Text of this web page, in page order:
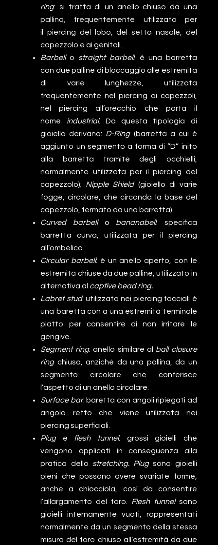
ring: si tratta di un anello chiuso da una
pallina, frequentemente utilizzato per
il piercing del lobo, del setto nasale, del
capezzolo e ai genitali.
Barbello straight barbell: è una barretta
con due palline di bloccaggio alle estremità
di varie lunghezze, utilizzata
frequentemente nel piercing ai capezzoli,
nel piercing all’orecchio che porta il
nome industrial. Da questa tipologia di
gioiello derivano: D-Ring(barretta a cui è
aggiunto un segmento a forma di “D” inito
alla barretta tramite degli occhielli,
normalmente utilizzata per il piercing del
capezzolo); Nipple Shield(gioiello di varie
fogge, circolare, che circonda la base del
capezzolo, fermato da una barretta).
Curved barbello bananabell: specifica
barretta curva, utilizzata per il piercing
all’ombelico.
Circular barbell: è un anello aperto, con le
estremità chiuse da due palline, utilizzato in
alternativa al captive bead ring.
Labret stud: utilizzata nei piercing facciali è
una baretta con a una estremità terminale
piatto per consentire di non irritare le
gengive.
Segment ring: anello similare al ball closure
ringchiuso, anziché da una pallina, da un
segmento circolare che conferisce
l’aspetto di un anello circolare.
Surface bar: baretta con angoli ripiegati ad
angolo retto che viene utilizzata nei
piercing superficiali.
Pluge flesh tunnel: grossi gioielli che
vengono applicati in conseguenza alla
pratica dello stretching. Plugsono gioielli
pieni che possono avere svariate forme,
anche a chiocciola, così da consentire
l’allargamento del foro. Flesh tunnel sono
gioielli internamente vuoti, rappresentati
normalmente da un segmento della stessa
misura del foro chiuso all’estremità da due